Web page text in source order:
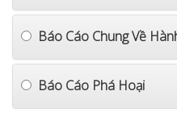
Báo Cáo Chung Về
Báo Cáo Phá Hoại